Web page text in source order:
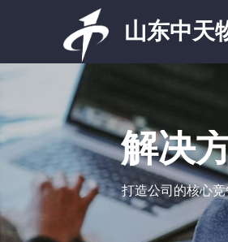
山东中天
打造公司的核心
解决